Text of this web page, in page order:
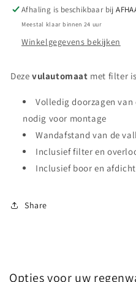
Afhaling is beschikbaar bij
Meestal klaar binnen 24 uur
Winkelgegevens bekijken
Deze vulautomaat met filter
Volledig doorzagen
nodig voor montage
Wandafstand van de
Inclusief filter en
Inclusief boor en
Share
Opties voor uw